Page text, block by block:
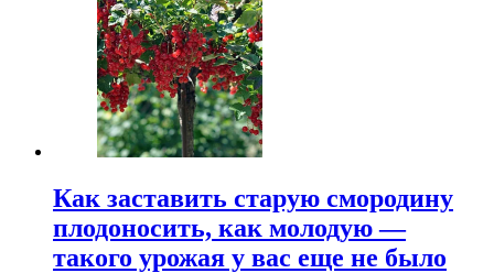
Как заставить старую смородину
плодоносить, как молодую —
такого урожая у вас еще не было